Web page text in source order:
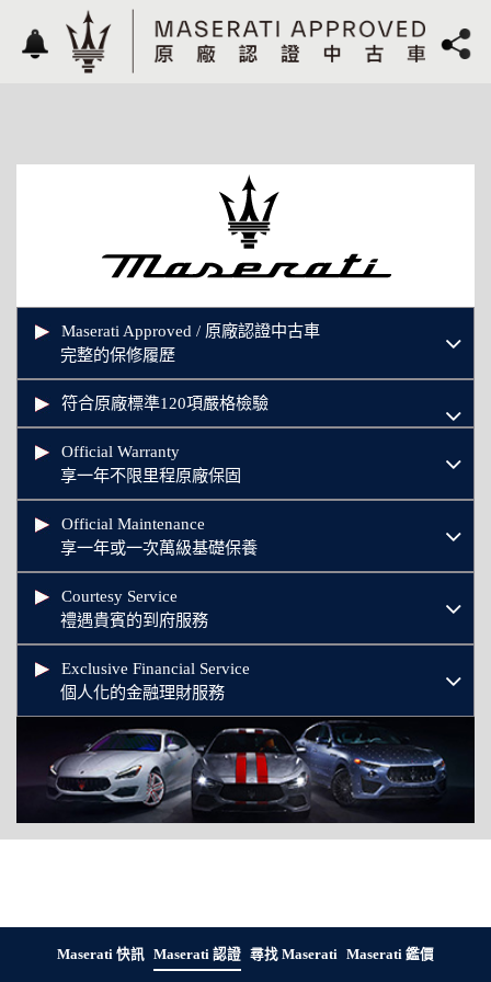
Maserati Approved / 原廠認證中古車
完整的保修履歷
符合原廠標準120項嚴格檢驗
Official Warranty
享一年不限里程原廠保固
Official Maintenance
享一年或一次萬級基礎保養
Courtesy Service
禮遇貴賓的到府服務
Exclusive Financial Service
個人化的金融理財服務
Maserati 快訊 Maserati 認證 尋找 Maserati Maserati 鑑價